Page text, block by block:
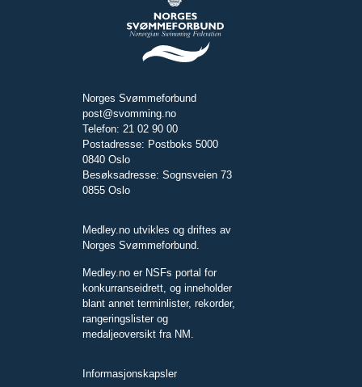
Norges Svømmeforbund
post@svomming.no
Telefon: 21 02 90 00
Postadresse: Postboks 5000
0840 Oslo
Besøksadresse: Sognsveien 73
0855 Oslo
Medley.no utvikles og driftes av
Norges Svømmeforbund.
Medley.no er NSFs portal for
konkurranseidrett, og inneholder
blant annet terminlister, rekorder,
rangeringslister og
medaljeoversikt fra NM.
Informasjonskapsler